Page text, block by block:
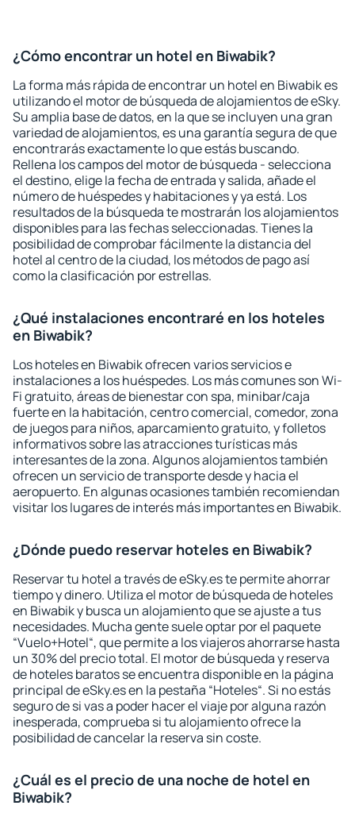
¿Cómo encontrar un hotel en Biwabik?
La forma más rápida de encontrar un hotel en Biwabik es
utilizando el motor de búsqueda de alojamientos de eSky.
Su amplia base de datos, en la que se incluyen una gran
variedad de alojamientos, es una garantía segura de que
encontrarás exactamente lo que estás buscando.
Rellena los campos del motor de búsqueda - selecciona
el destino, elige la fecha de entrada y salida, añade el
número de huéspedes y habitaciones y ya está. Los
resultados de la búsqueda te mostrarán los alojamientos
disponibles para las fechas seleccionadas. Tienes la
posibilidad de comprobar fácilmente la distancia del
hotel al centro de la ciudad, los métodos de pago así
como la clasificación por estrellas.
¿Qué instalaciones encontraré en los hoteles
en Biwabik?
Los hoteles en Biwabik ofrecen varios servicios e
instalaciones a los huéspedes. Los más comunes son Wi-
Fi gratuito, áreas de bienestar con spa, minibar/caja
fuerte en la habitación, centro comercial, comedor, zona
de juegos para niños, aparcamiento gratuito, y folletos
informativos sobre las atracciones turísticas más
interesantes de la zona. Algunos alojamientos también
ofrecen un servicio de transporte desde y hacia el
aeropuerto. En algunas ocasiones también recomiendan
visitar los lugares de interés más importantes en Biwabik.
¿Dónde puedo reservar hoteles en Biwabik?
Reservar tu hotel a través de eSky.es te permite ahorrar
tiempo y dinero. Utiliza el motor de búsqueda de hoteles
en Biwabik y busca un alojamiento que se ajuste a tus
necesidades. Mucha gente suele optar por el paquete
“Vuelo+Hotel“, que permite a los viajeros ahorrarse hasta
un 30% del precio total. El motor de búsqueda y reserva
de hoteles baratos se encuentra disponible en la página
principal de eSky.es en la pestaña “Hoteles“. Si no estás
seguro de si vas a poder hacer el viaje por alguna razón
inesperada, comprueba si tu alojamiento ofrece la
posibilidad de cancelar la reserva sin coste.
¿Cuál es el precio de una noche de hotel en
Biwabik?